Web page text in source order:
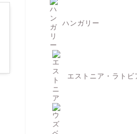
ハンガリー
エストニア・ラトビ